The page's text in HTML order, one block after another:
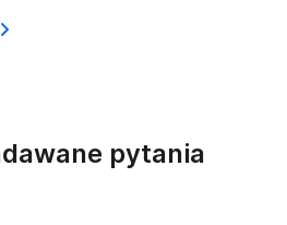
pytania